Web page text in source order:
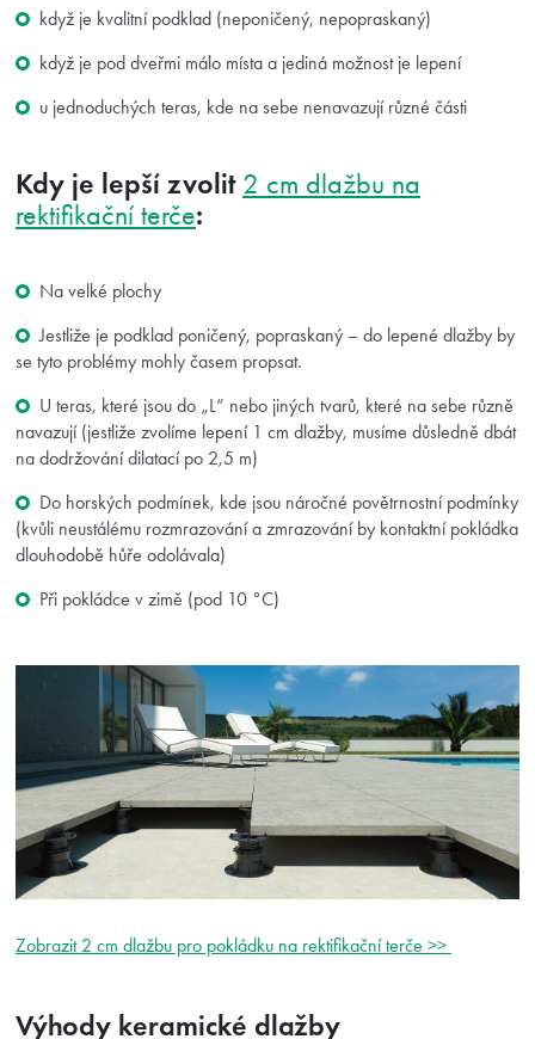
když je kvalitní podklad (neponičený, nepopraskaný)
když je pod dveřmi málo místa a jediná možnost je lepení
u jednoduchých teras, kde na sebe nenavazují různé části
Kdy je lepší zvolit 2 cm dlažbu na
rektifikační terče:
Na velké plochy
Jestliže je podklad poničený, popraskaný – do lepené dlažby by
se tyto problémy mohly časem propsat.
U teras, které jsou do „L“ nebo jiných tvarů, které na sebe různě
navazují (jestliže zvolíme lepení 1 cm dlažby, musíme důsledně dbát
na dodržování dilatací po 2,5 m)
Do horských podmínek, kde jsou náročné povětrnostní podmínky
(kvůli neustálému rozmrazování a zmrazování by kontaktní pokládka
dlouhodobě hůře odolávala)
Při pokládce v zimě (pod 10 °C)
Zobrazit 2 cm dlažbu pro pokládku na rektifikační terče >>
Výhody keramické dlažby